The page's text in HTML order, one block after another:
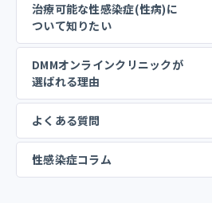
治療可能な性感染症(性病)に
ついて知りたい
DMMオンラインクリニックが
選ばれる理由
よくある質問
性感染症コラム